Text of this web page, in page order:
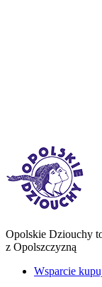
Opolskie Dziouchy
z Opolszczyzną
Wsparcie